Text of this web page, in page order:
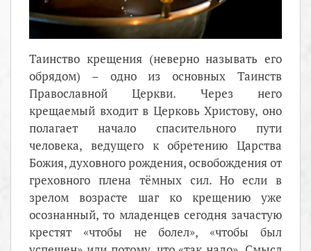
Таинство крещения (неверно называть его
обрядом) – одно из основных Таинств
Православной Церкви. Через него
крещаемый входит в Церковь Христову, оно
полагает начало спасительного пути
человека, ведущего к обретению Царства
Божия, духовного рождения, освобождения от
греховного плена тёмных сил. Но если в
зрелом возрасте шаг ко крещению уже
осознанный, то младенцев сегодня зачастую
крестят «чтобы не болел», «чтобы был